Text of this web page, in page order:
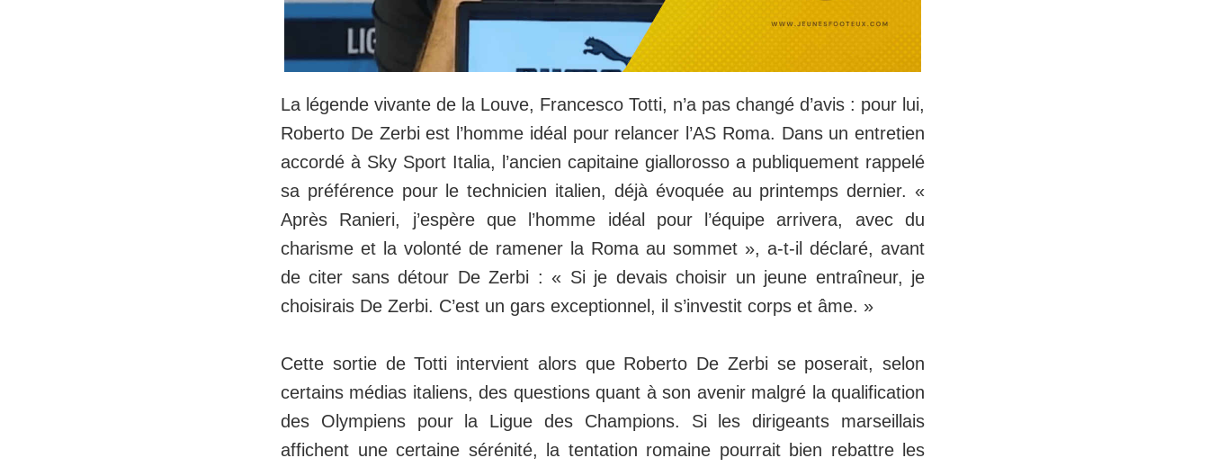
La légende vivante de la Louve, Francesco Totti, n’a pas changé d’avis : pour lui,
Roberto De Zerbi est l’homme idéal pour relancer l’AS Roma. Dans un entretien
accordé à Sky Sport Italia, l’ancien capitaine giallorosso a publiquement rappelé
sa préférence pour le technicien italien, déjà évoquée au printemps dernier. «
Après Ranieri, j’espère que l’homme idéal pour l’équipe arrivera, avec du
charisme et la volonté de ramener la Roma au sommet », a-t-il déclaré, avant
de citer sans détour De Zerbi : « Si je devais choisir un jeune entraîneur, je
choisirais De Zerbi. C’est un gars exceptionnel, il s’investit corps et âme. »
Cette sortie de Totti intervient alors que Roberto De Zerbi se poserait, selon
certains médias italiens, des questions quant à son avenir malgré la qualification
des Olympiens pour la Ligue des Champions. Si les dirigeants marseillais
affichent une certaine sérénité, la tentation romaine pourrait bien rebattre les